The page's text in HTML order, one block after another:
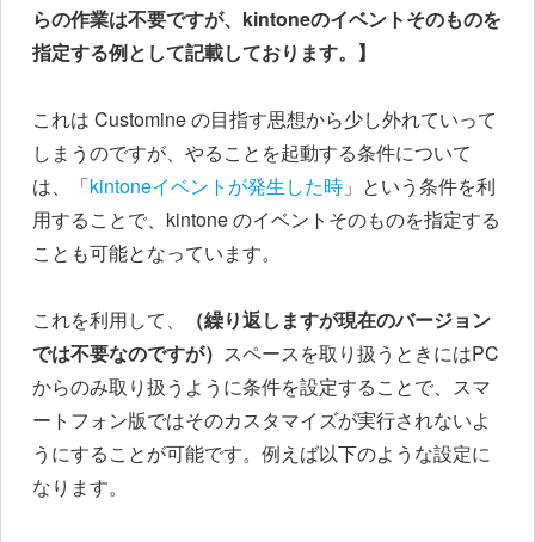
らの作業は不要ですが、kintoneのイベントそのものを
指定する例として記載しております。】
これは Customine の目指す思想から少し外れていって
しまうのですが、やることを起動する条件について
は、「kintoneイベントが発生した時 」という条件を利
用することで、kintone のイベントそのものを指定する
ことも可能となっています。
これを利用して、
（繰り返しますが現在のバージョン
では不要なのですが） スペースを取り扱うときにはPC
からのみ取り扱うように条件を設定することで、スマ
ートフォン版ではそのカスタマイズが実行されないよ
うにすることが可能です。例えば以下のような設定に
なります。